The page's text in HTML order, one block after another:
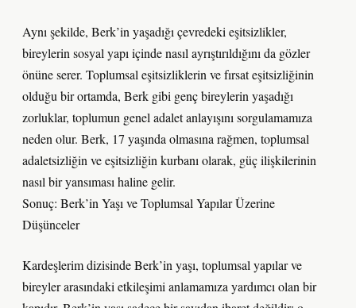
Aynı şekilde, Berk’in yaşadığı çevredeki eşitsizlikler,
bireylerin sosyal yapı içinde nasıl ayrıştırıldığını da gözler
önüne serer. Toplumsal eşitsizliklerin ve fırsat eşitsizliğinin
olduğu bir ortamda, Berk gibi genç bireylerin yaşadığı
zorluklar, toplumun genel adalet anlayışını sorgulamamıza
neden olur. Berk, 17 yaşında olmasına rağmen, toplumsal
adaletsizliğin ve eşitsizliğin kurbanı olarak, güç ilişkilerinin
nasıl bir yansıması haline gelir.
Sonuç: Berk’in Yaşı ve Toplumsal Yapılar Üzerine
Düşünceler
Kardeşlerim dizisinde Berk’in yaşı, toplumsal yapılar ve
bireyler arasındaki etkileşimi anlamamıza yardımcı olan bir